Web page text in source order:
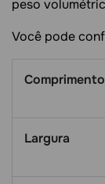
peso
Você pode
Comprimento
Largura